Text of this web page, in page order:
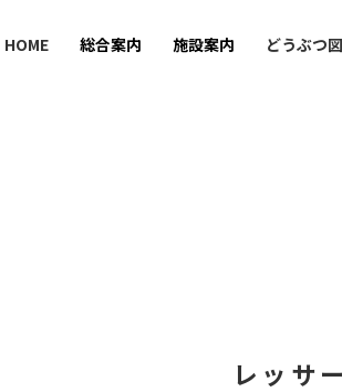
HOME 総合案内 施設案内 どうぶつ
レッサ